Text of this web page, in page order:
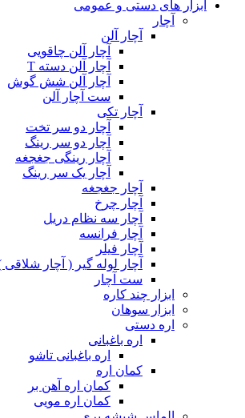
ابزار های دستی و عمومی
آچار
آچار آلن
آچار آلن چاقویی
آچار آلن دسته T
آچار آلن شش گوش
ست آچار آلن
آچار تکی
آچار دو سر تخت
آچار دو سر رینگ
آچار رینگی جغجغه
آچار یک سر رینگ
آچار جغجغه
آچار چرخ
آچار سه نظام دریل
آچار فرانسه
آچار فیلر
آچار لوله گیر ( آچار شلاقی
ست آچار
ابزار چند کاره
ابزار سوهان
اره دستی
اره باغبانی
اره باغبانی تاشو
کمان اره
کمان اره آهن بر
کمان اره مویی